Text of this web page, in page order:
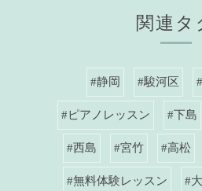
関連タ
#静岡 #駿河区
#ピアノレッスン #下島
#西島 #宮竹 #高松
#無料体験レッスン #